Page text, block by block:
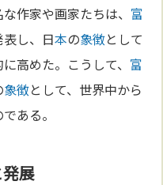
作家や画家たちは、 富
し、日本の象徴として
高めた。こうして、 富
象徴として、世界中から
ある。
展